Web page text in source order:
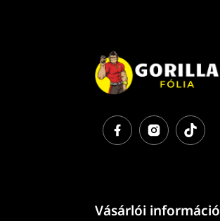
Vásárlói információ